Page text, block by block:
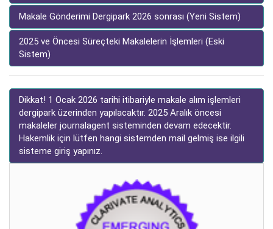
Makale Gönderimi Dergipark 2026 sonrası (Yeni Sistem)
2025 ve Öncesi Süreçteki Makalelerin İşlemleri (Eski
Sistem)
Dikkat! 1 Ocak 2026 tarihi itibariyle makale alım işlemleri
dergipark üzerinden yapılacaktır. 2025 Aralık öncesi
makaleler journalagent sisteminden devam edecektir.
Hakemlik için lütfen hangi sistemden mail gelmiş ise ilgili
sisteme giriş yapınız.